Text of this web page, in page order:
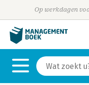
Op werkdagen